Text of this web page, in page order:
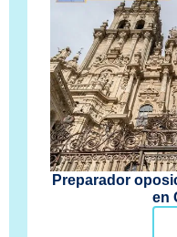
Preparador
en